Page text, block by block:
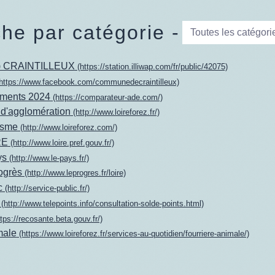
par catégorie - Toutes les
CRAINTILLEUX (https://station.illiwap.com/fr/public/42075)
www.facebook.com/communedecraintilleux)
2024(https://comparateur-ade.com/)
(http://www.loireforez.fr/)
(http://www.loireforez.com/)
(http://www.loire.pref.gouv.fr/)
(http://www.le-pays.fr/)
(http://www.leprogres.fr/loire)
(http://service-public.fr/)
www.telepoints.info/consultation-solde-points.html)
recosante.beta.gouv.fr/)
(https://www.loireforez.fr/services-au-quotidien/fourriere-animale/)